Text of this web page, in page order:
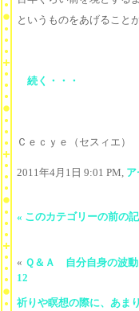
というものをあげること
続く・・・
Ｃｅｃｙｅ（セスィエ）
2011年4月1日 9:01 PM,
« このカテゴリーの前の
« Ｑ＆Ａ 自分自身の波
12
祈りや瞑想の際に、あま